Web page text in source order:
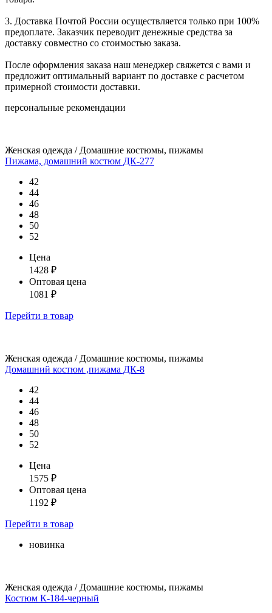
3. Доставка Почтой России осуществляется только при 100%
предоплате. Заказчик переводит денежные средства за
доставку совместно со стоимостью заказа.
После оформления заказа наш менеджер свяжется с вами и
предложит оптимальный вариант по доставке с расчетом
примерной стоимости доставки.
персональные рекомендации
Женская одежда / Домашние костюмы, пижамы
Пижама, домашний костюм ДК-277
42
44
46
48
50
52
Цена
1428 ₽
Оптовая цена
1081 ₽
Перейти в товар
Женская одежда / Домашние костюмы, пижамы
Домашний костюм ,пижама ДК-8
42
44
46
48
50
52
Цена
1575 ₽
Оптовая цена
1192 ₽
Перейти в товар
новинка
Женская одежда / Домашние костюмы, пижамы
Костюм К-184-черный